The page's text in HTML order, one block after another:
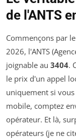
de l'ANTS
Commençons par
2026, l'ANTS
joignable au 3404.
le prix d'un appel
uniquement si
mobile, comptez
opérateur. Et là,
opérateurs (je ne